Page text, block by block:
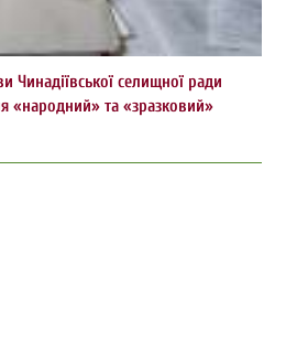
Чинадіївської селищної ради
«народний» та «зразковий»